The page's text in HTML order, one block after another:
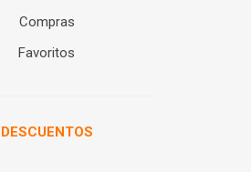
Compras
Favoritos
DESCUENTOS